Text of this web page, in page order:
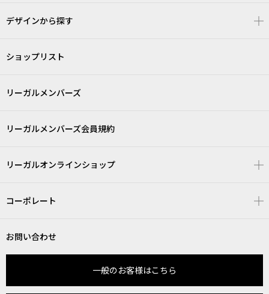
デザインから探す
ショップリスト
リーガルメンバーズ
リーガルメンバーズ会員規約
リーガルオンラインショップ
コーポレート
お問い合わせ
一般のお客様はこちら